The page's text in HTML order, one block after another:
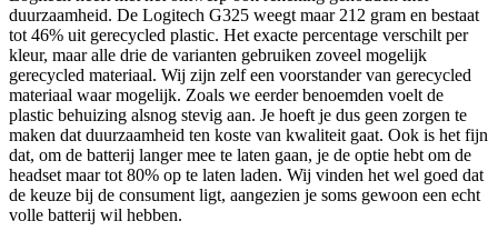
duurzaamheid. De Logitech G325 weegt maar 212 gram en bestaat
tot 46% uit gerecycled plastic. Het exacte percentage verschilt per
kleur, maar alle drie de varianten gebruiken zoveel mogelijk
gerecycled materiaal. Wij zijn zelf een voorstander van gerecycled
materiaal waar mogelijk. Zoals we eerder benoemden voelt de
plastic behuizing alsnog stevig aan. Je hoeft je dus geen zorgen te
maken dat duurzaamheid ten koste van kwaliteit gaat. Ook is het fijn
dat, om de batterij langer mee te laten gaan, je de optie hebt om de
headset maar tot 80% op te laten laden. Wij vinden het wel goed dat
de keuze bij de consument ligt, aangezien je soms gewoon een echt
volle batterij wil hebben.